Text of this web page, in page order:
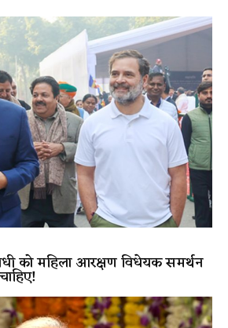
को महिला आरक्षण विधेयक समर्थन